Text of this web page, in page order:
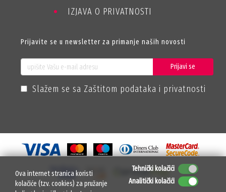
IZJAVA O PRIVATNOSTI
Prijavite se u newsletter za primanje naših novosti
Prijavi se
Slažem se sa Zaštitom podataka i privatnosti
Ova internet stranica koristi
kolačiće (tzv. cookies) za pružanje
Tehnički kolačići
Analitički kolačići